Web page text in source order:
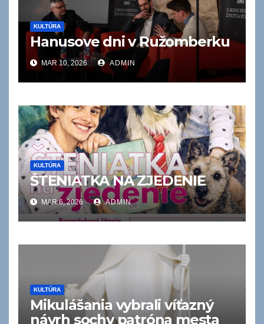
KULTÚRA
Hanusove dni v Ružomberku
MAR 10, 2026 ADMIN
KULTÚRA
ŠTENIATKA NA ZJEDENIE
MAR 6, 2026 ADMIN
KULTÚRA
Mikulášania vybrali víťazný
návrh sochy patróna mesta